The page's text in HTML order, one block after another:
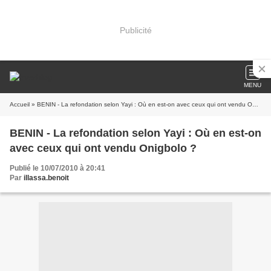
Publicité
MENU
Accueil » BENIN - La refondation selon Yayi : Où en est-on avec ceux qui ont vendu Onigbolo ?
BENIN - La refondation selon Yayi : Où en est-on
avec ceux qui ont vendu Onigbolo ?
Publié le 10/07/2010 à 20:41
Par illassa.benoit